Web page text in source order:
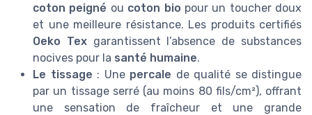
coton peigné ou coton bio pour un toucher doux
et une meilleure résistance. Les produits certifiés
Oeko Texgarantissent l’absence de substances
nocives pour la santé humaine.
Le tissage : Une percale de qualité se distingue
par un tissage serré (au moins 80 fils/cm²), offrant
une sensation de fraîcheur et une grande